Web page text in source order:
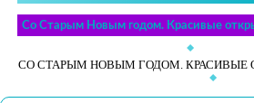
Со Старым Новым годом. Красивые
СО СТАРЫМ НОВЫМ ГОДОМ. КРАСИВЫЕ